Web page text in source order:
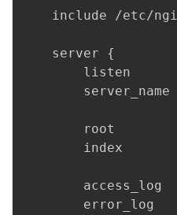
include /etc/
    server
{
server_name
root
index
access_log
error_log